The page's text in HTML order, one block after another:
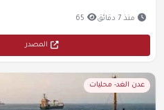
منذ 7 دقائق 65
المصدر
عدن الغد- محليات